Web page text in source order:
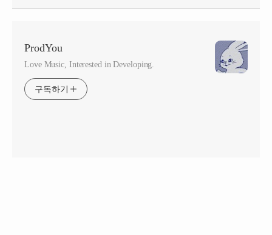
ProdYou
Love Music, Interested in Developing.
구독하기